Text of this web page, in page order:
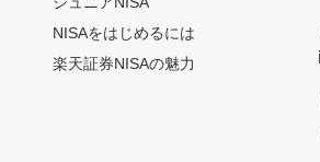
NISAをはじめるには
楽天証券NISAの魅力